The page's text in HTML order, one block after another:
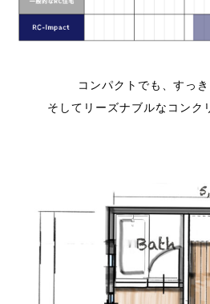
コンパクトでも、すっき
そしてリーズナブルなコンク